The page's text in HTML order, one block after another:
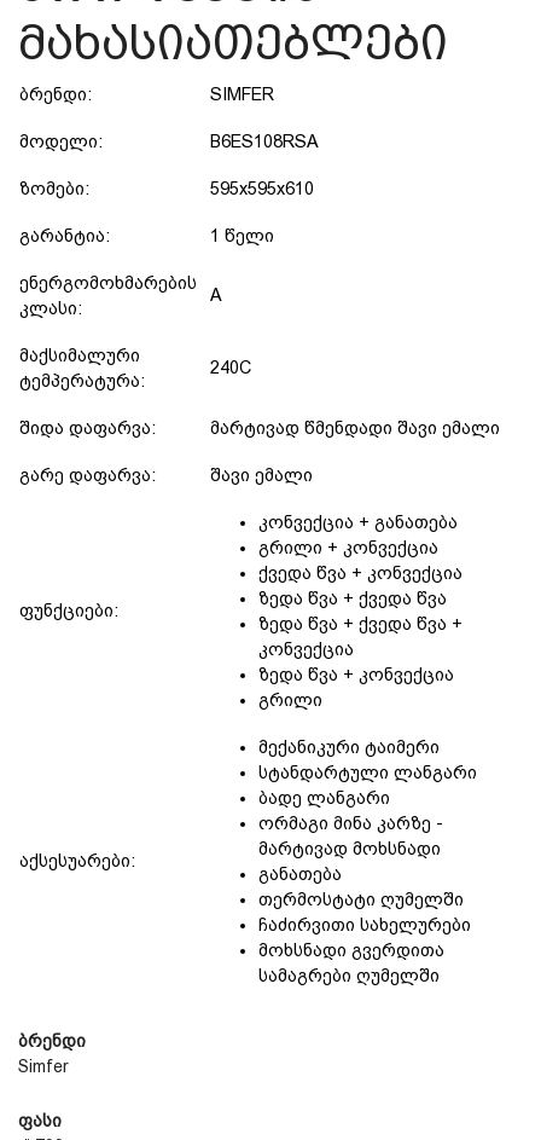
მახასიათებლები
ბრენდი: SIMFER
მოდელი: B6ES108RSA
ზომები: 595x595x610
გარანტია: 1 წელი
ენერგომოხმარების
კლასი:
A
მაქსიმალური
ტემპერატურა:
240C
შიდა დაფარვა: მარტივად წმენდადი შავი ემალი
გარე დაფარვა: შავი ემალი
ფუნქციები:
კონვექცია + განათება
გრილი + კონვექცია
ქვედა წვა + კონვექცია
ზედა წვა + ქვედა წვა
ზედა წვა + ქვედა წვა +
კონვექცია
ზედა წვა + კონვექცია
გრილი
აქსესუარები:
მექანიკური ტაიმერი
სტანდარტული ლანგარი
ბადე ლანგარი
ორმაგი მინა კარზე -
მარტივად მოხსნადი
განათება
თერმოსტატი ღუმელში
ჩაძირვითი სახელურები
მოხსნადი გვერდითა
სამაგრები ღუმელში
ბრენდი
Simfer
ფასი